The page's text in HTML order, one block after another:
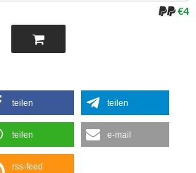
€4
teilen teilen
teilen e-mail
rss-feed